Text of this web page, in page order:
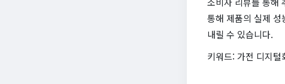
통해 제품의 실제
내릴 수 있습니다.
키워드: 가전 디지